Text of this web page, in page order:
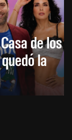
de los
la